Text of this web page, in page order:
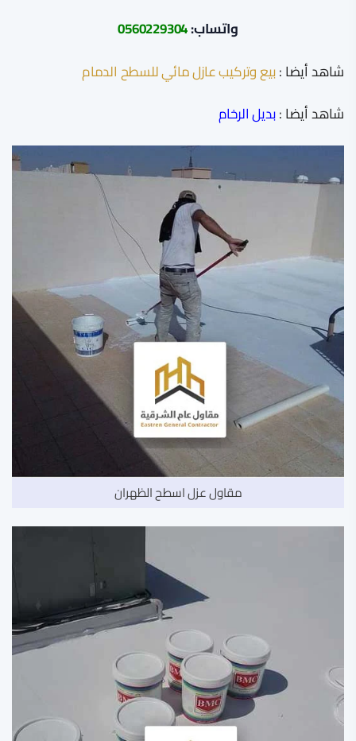
واتساب:0560229304
شاهد أيضا :بيع وتركيب عازل مائي للسطح الدمام
شاهد أيضا :بديل الرخام
مقاول عزل اسطح الظهران